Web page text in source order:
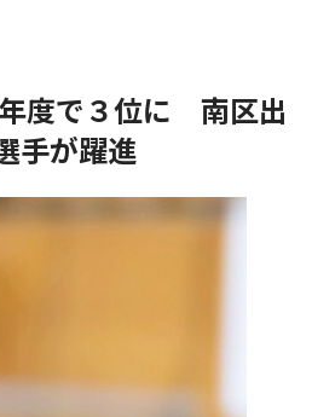
度で３位に 南区出
手が躍進